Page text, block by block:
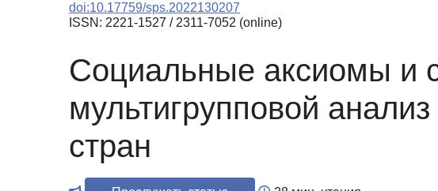
doi:10.17759/sps.2022130207
ISSN: 2221-1527 / 2311-7052 (online)
Социальные аксиомы и
мультигрупповой
стран